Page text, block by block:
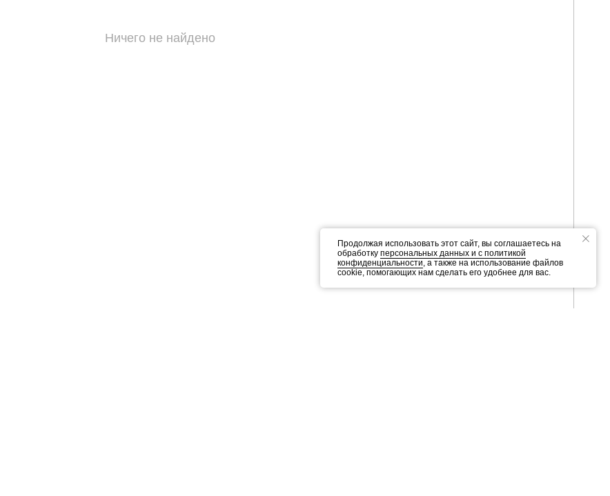
Ничего не найдено
Продолжая использовать этот сайт, вы соглашаетесь на
обработку персональных данных и c политикой
конфиденциальности, а также на использование файлов
cookie, помогающих нам сделать его удобнее для вас.